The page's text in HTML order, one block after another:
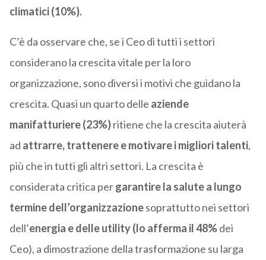
climatici (10%).
C’è da osservare che, se i Ceo di tutti i settori
considerano la crescita vitale per la loro
organizzazione, sono diversi i motivi che guidano la
crescita. Quasi un quarto delle aziende
manifatturiere (23%)ritiene che la crescita aiuterà
ad attrarre, trattenere e motivare i migliori talenti,
più che in tutti gli altri settori. La crescita è
considerata critica pergarantire la salute a lungo
termine dell’organizzazionesoprattutto nei settori
dell’energia e delle utility (lo afferma il 48%dei
Ceo), a dimostrazione della trasformazione su larga